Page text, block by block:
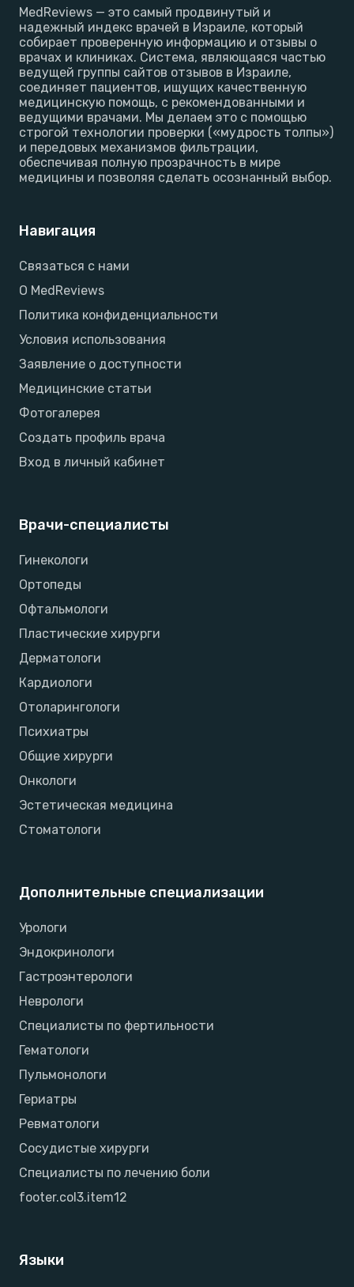
MedReviews — это самый продвинутый и
надежный индекс врачей в Израиле, который
собирает проверенную информацию и отзывы о
врачах и клиниках. Система, являющаяся частью
ведущей группы сайтов отзывов в Израиле,
соединяет пациентов, ищущих качественную
медицинскую помощь, с рекомендованными и
ведущими врачами. Мы делаем это с помощью
строгой технологии проверки («мудрость толпы»)
и передовых механизмов фильтрации,
обеспечивая полную прозрачность в мире
медицины и позволяя сделать осознанный выбор.
Навигация
Связаться с нами
О MedReviews
Политика конфиденциальности
Условия использования
Заявление о доступности
Медицинские статьи
Фотогалерея
Создать профиль врача
Вход в личный кабинет
Врачи-специалисты
Гинекологи
Ортопеды
Офтальмологи
Пластические хирурги
Дерматологи
Кардиологи
Отоларингологи
Психиатры
Общие хирурги
Онкологи
Эстетическая медицина
Стоматологи
Дополнительные специализации
Урологи
Эндокринологи
Гастроэнтерологи
Неврологи
Специалисты по фертильности
Гематологи
Пульмонологи
Гериатры
Ревматологи
Сосудистые хирурги
Специалисты по лечению боли
footer.col3.item12
Языки